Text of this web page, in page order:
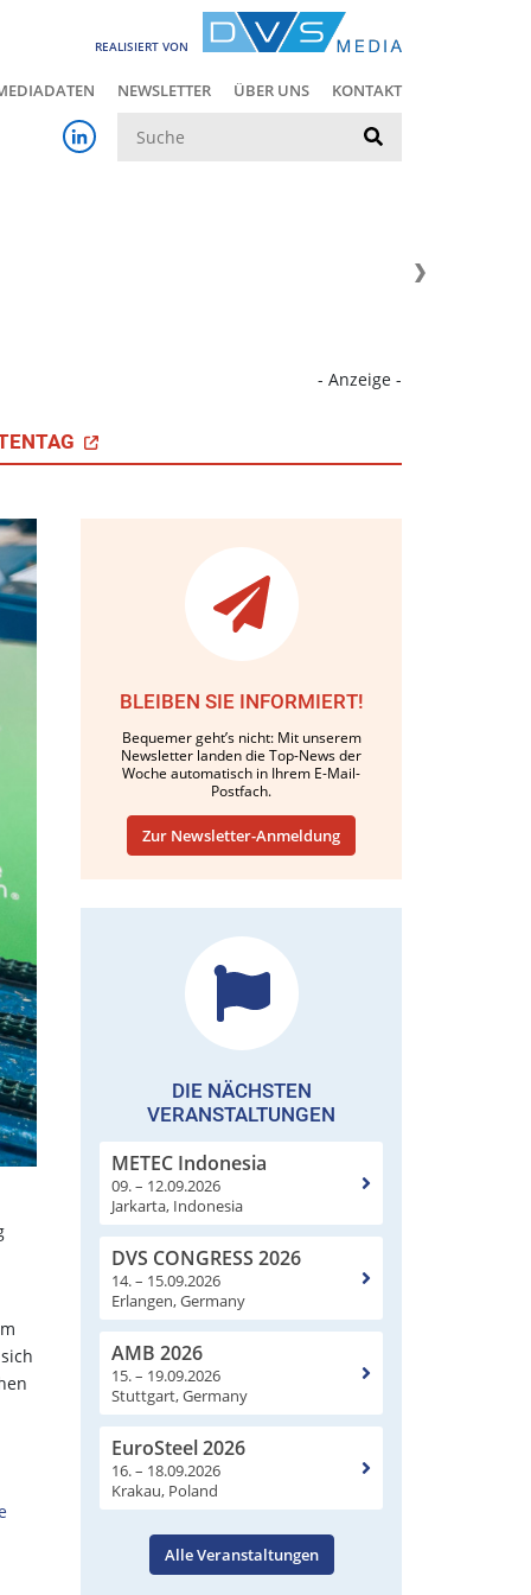
REALISIERT VON
NEWSLETTER ÜBER UNS KONTAKT
- Anzeige -
BLEIBEN SIE INFORMIERT!
Bequemer geht’s nicht: Mit unserem
Newsletter landen die Top-News der
Woche automatisch in Ihrem E-Mail-
Postfach.
Zur Newsletter-Anmeldung
DIE NÄCHSTEN
VERANSTALTUNGEN
METEC Indonesia
09. – 12.09.2026
Jarkarta, Indonesia
DVS CONGRESS 2026
14. – 15.09.2026
Erlangen, Germany
AMB 2026
15. – 19.09.2026
Stuttgart, Germany
EuroSteel 2026
16. – 18.09.2026
Krakau, Poland
Alle Veranstaltungen